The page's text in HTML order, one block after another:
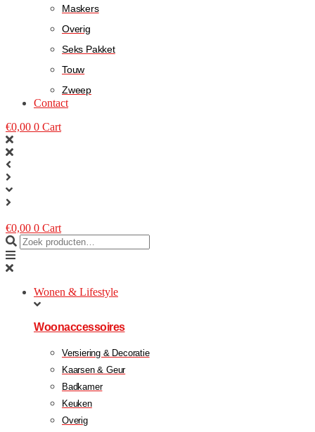
Maskers
Overig
Seks Pakket
Touw
Zweep
Contact
€0,00 0 Cart
€0,00 0 Cart
Wonen & Lifestyle
Woonaccessoires
Versiering & Decoratie
Kaarsen & Geur
Badkamer
Keuken
Overig